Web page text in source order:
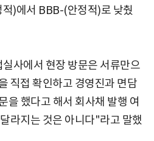
)에서 BBB-(안정적)로 낮췄
사에서 현장 방문은 서류만으
직접 확인하고 경영진과 면담
을 했다고 해서 회사채 발행 여
라지는 것은 아니다"라고 말했